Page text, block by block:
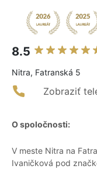
8.5
Nitra, Fatranská 5
Zobraziť
O spoločnosti:
V meste Nitra na
Ivaničková pod